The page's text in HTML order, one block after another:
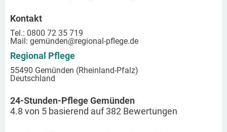
Kontakt
Tel.: 0800 72 35 719
Mail: gemünden@regional-pflege.de
Regional Pflege
55490 Gemünden (Rheinland-Pfalz)
Deutschland
24-Stunden-Pflege Gemünden
4.8 von 5 basierend auf382 Bewertungen